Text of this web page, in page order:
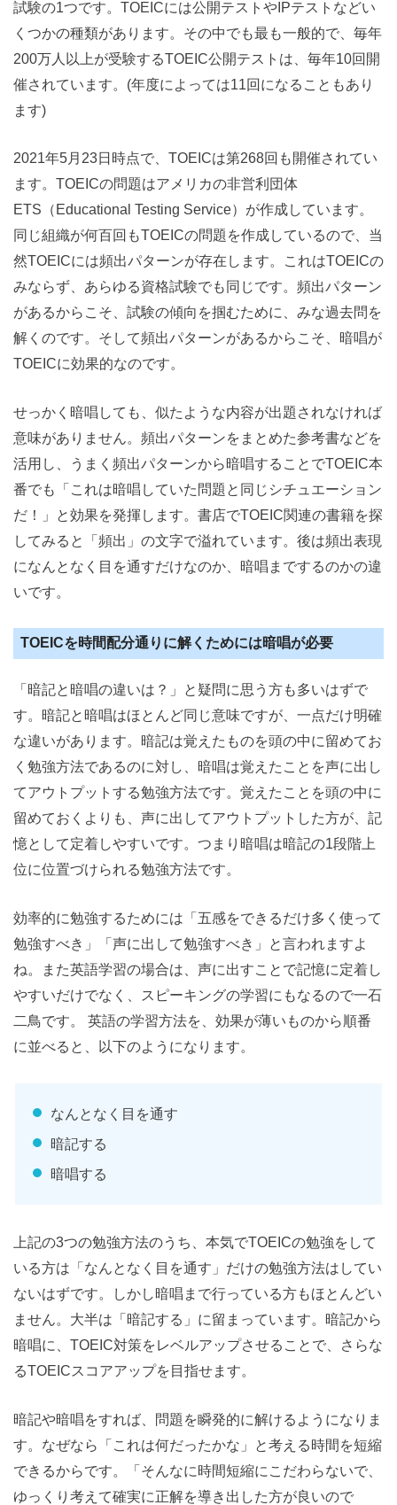
試験の1つです。TOEICには公開テストやIPテストなどい
くつかの種類があります。その中でも最も一般的で、毎年
200万人以上が受験するTOEIC公開テストは、毎年10回開
催されています。(年度によっては11回になることもあり
ます)
2021年5月23日時点で、TOEICは第268回も開催されてい
ます。TOEICの問題はアメリカの非営利団体
ETS（Educational Testing Service）が作成しています。
同じ組織が何百回もTOEICの問題を作成しているので、当
然TOEICには頻出パターンが存在します。これはTOEICの
みならず、あらゆる資格試験でも同じです。頻出パターン
があるからこそ、試験の傾向を掴むために、みな過去問を
解くのです。そして頻出パターンがあるからこそ、暗唱が
TOEICに効果的なのです。
せっかく暗唱しても、似たような内容が出題されなければ
意味がありません。頻出パターンをまとめた参考書などを
活用し、うまく頻出パターンから暗唱することでTOEIC本
番でも「これは暗唱していた問題と同じシチュエーション
だ！」と効果を発揮します。書店でTOEIC関連の書籍を探
してみると「頻出」の文字で溢れています。後は頻出表現
になんとなく目を通すだけなのか、暗唱までするのかの違
いです。
TOEICを時間配分通りに解くためには暗唱が必要
「暗記と暗唱の違いは？」と疑問に思う方も多いはずで
す。暗記と暗唱はほとんど同じ意味ですが、一点だけ明確
な違いがあります。暗記は覚えたものを頭の中に留めてお
く勉強方法であるのに対し、暗唱は覚えたことを声に出し
てアウトプットする勉強方法です。覚えたことを頭の中に
留めておくよりも、声に出してアウトプットした方が、記
憶として定着しやすいです。つまり暗唱は暗記の1段階上
位に位置づけられる勉強方法です。
効率的に勉強するためには「五感をできるだけ多く使って
勉強すべき」「声に出して勉強すべき」と言われますよ
ね。また英語学習の場合は、声に出すことで記憶に定着し
やすいだけでなく、スピーキングの学習にもなるので一石
二鳥です。 英語の学習方法を、効果が薄いものから順番
に並べると、以下のようになります。
なんとなく目を通す
暗記する
暗唱する
上記の3つの勉強方法のうち、本気でTOEICの勉強をして
いる方は「なんとなく目を通す」だけの勉強方法はしてい
ないはずです。しかし暗唱まで行っている方もほとんどい
ません。大半は「暗記する」に留まっています。暗記から
暗唱に、TOEIC対策をレベルアップさせることで、さらな
るTOEICスコアアップを目指せます。
暗記や暗唱をすれば、問題を瞬発的に解けるようになりま
す。なぜなら「これは何だったかな」と考える時間を短縮
できるからです。「そんなに時間短縮にこだわらないで、
ゆっくり考えて確実に正解を導き出した方が良いので